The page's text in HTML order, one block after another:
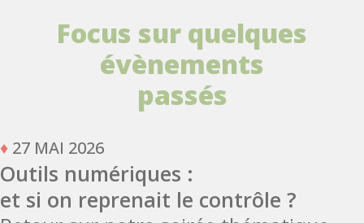
Focus sur quelques
évènements
passés
♦ 27 MAI 2026
Outils numériques :
et si on reprenait le contrôle ?